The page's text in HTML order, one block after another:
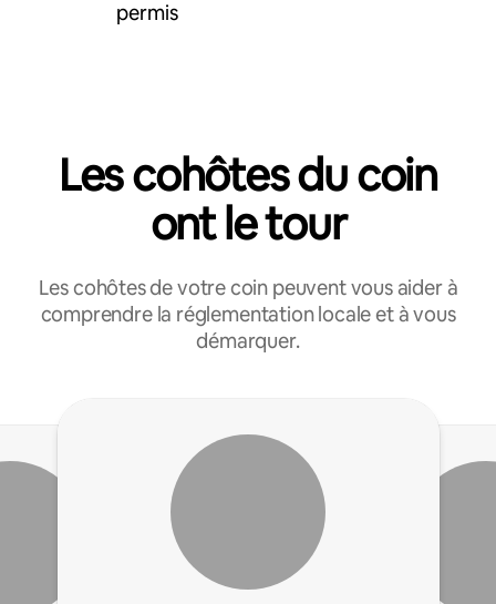
permis
Les cohôtes du coin
ont le tour
Les cohôtes de votre coin peuvent vous aider à
comprendre la réglementation locale et à vous
démarquer.